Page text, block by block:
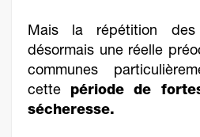
Mais la répétition des
désormais une réelle
communes
cette période de
sécheresse.